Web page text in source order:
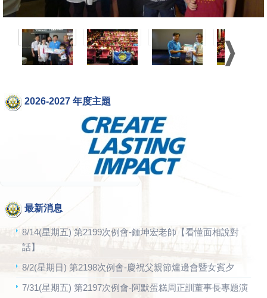
2026-2027 年度主題
最新消息
8/14(星期五) 第2199次例會-鍾坤宏老師【看懂面相說對
話】
8/2(星期日) 第2198次例會-慶祝父親節爐邊會暨女賓夕
7/31(星期五) 第2197次例會-阿默蛋糕周正訓董事長專題演